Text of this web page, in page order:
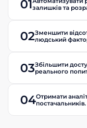
01залишків та
02Зменшити
людський
03Збільшити
реального
04Отримати
постачальників.